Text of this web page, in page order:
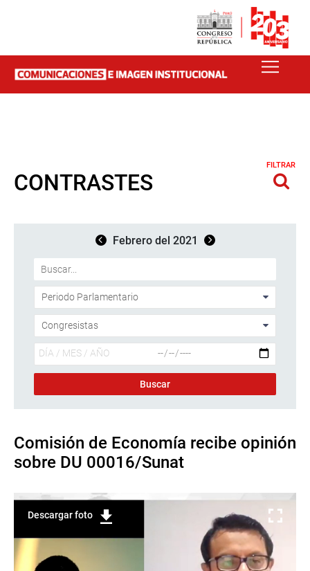
CONTRASTES
FILTRAR
Febrero del 2021
Comisión de Economía recibe opinión
sobre DU 00016/Sunat
Descargar foto